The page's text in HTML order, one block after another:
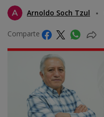
Arnoldo Soch Tzul
Comparte